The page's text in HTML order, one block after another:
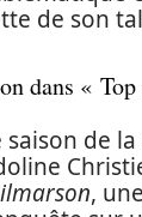
de son
dans «
de
,